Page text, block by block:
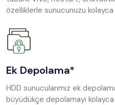
özelliklerle sunucunuzu
Ek Depolama*
HDD sunucularımız ek
büyüdükçe depolamayı